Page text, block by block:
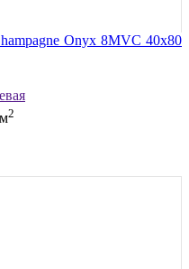
Onyx 8MVC 40x80
м2